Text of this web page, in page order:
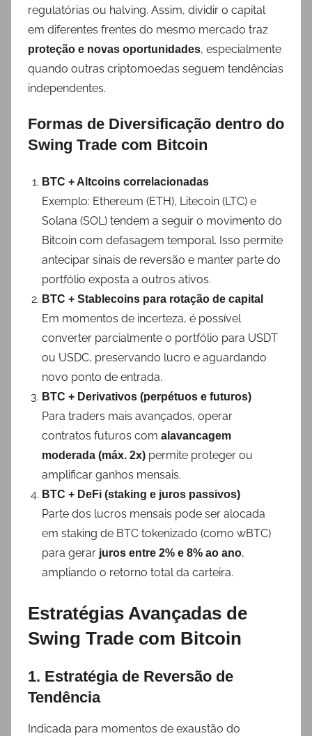
regulatórias ou halving. Assim, dividir o capital
em diferentes frentes do mesmo mercado traz
proteção e novas oportunidades, especialmente
quando outras criptomoedas seguem tendências
independentes.
Formas de Diversificação dentro do
Swing Trade com Bitcoin
BTC + Altcoins correlacionadas
Exemplo: Ethereum (ETH), Litecoin (LTC) e
Solana (SOL) tendem a seguir o movimento do
Bitcoin com defasagem temporal. Isso permite
antecipar sinais de reversão e manter parte do
portfólio exposta a outros ativos.
BTC + Stablecoins para rotação de capital
Em momentos de incerteza, é possível
converter parcialmente o portfólio para USDT
ou USDC, preservando lucro e aguardando
novo ponto de entrada.
BTC + Derivativos (perpétuos e futuros)
Para traders mais avançados, operar
contratos futuros com alavancagem
moderada (máx. 2x) permite proteger ou
amplificar ganhos mensais.
BTC + DeFi (staking e juros passivos)
Parte dos lucros mensais pode ser alocada
em staking de BTC tokenizado (como wBTC)
para gerar juros entre 2% e 8% ao ano,
ampliando o retorno total da carteira.
Estratégias Avançadas de
Swing Trade com Bitcoin
1. Estratégia de Reversão de
Tendência
Indicada para momentos de exaustão do